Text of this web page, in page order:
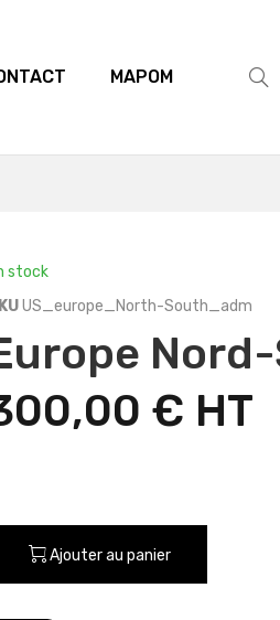
MAPOM
stock
US_europe_North-South_adm
€
Ajouter au panier